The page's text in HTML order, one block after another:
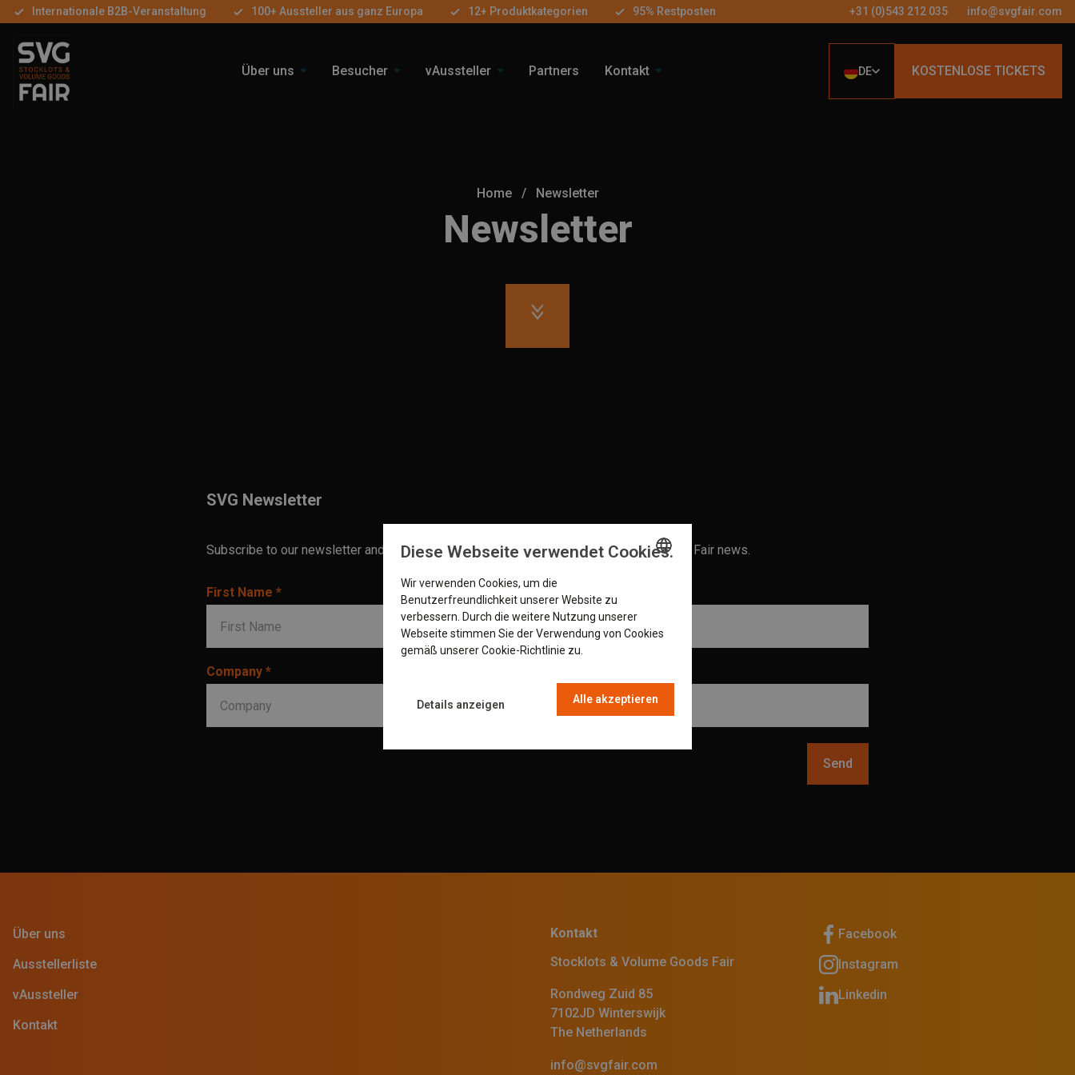
Internationale B2B-Veranstaltung 100+ Aussteller aus ganz Europa 12+ Produktkategorien 95% Restposten +31 (0)543 212 035 info@svgfair.com
Über uns Besucher vAussteller Partners Kontakt DE KOSTENLOSE TICKETS
Home / Newsletter
Newsletter
SVG Newsletter
Subscribe to our newsletter and stay informed of the latest Stocklots & Volume Goods Fair news.
First Name * Last Name *
Company *
Send
Über uns
Ausstellerliste
vAussteller
Kontakt
Kontakt
Stocklots & Volume Goods Fair
Rondweg Zuid 85
7102JD Winterswijk
The Netherlands
info@svgfair.com
Facebook
Instagram
Linkedin
GERMAN
Diese Webseite verwendet Cookies.
Wir verwenden Cookies, um die
Benutzerfreundlichkeit unserer Website zu
verbessern. Durch die weitere Nutzung unserer
Webseite stimmen Sie der Verwendung von Cookies
gemäß unserer Cookie-Richtlinie zu.
Alle akzeptieren
Details anzeigen